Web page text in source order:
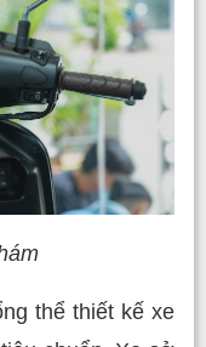
thể thiết kế xe